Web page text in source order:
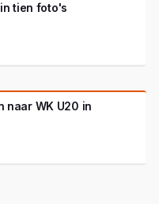
tien foto's
naar WK U20 in